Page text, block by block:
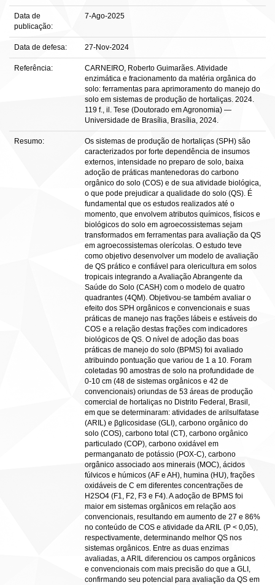
Data de
publicação:
7-Ago-2025
Data de defesa: 27-Nov-2024
Referência:
CARNEIRO, Roberto Guimarães. Atividade
enzimática e fracionamento da matéria orgânica do
solo: ferramentas para aprimoramento do manejo do
solo em sistemas de produção de hortaliças. 2024.
119 f., il. Tese (Doutorado em Agronomia) —
Universidade de Brasília, Brasília, 2024.
Resumo:
Os sistemas de produção de hortaliças (SPH) são
caracterizados por forte dependência de insumos
externos, intensidade no preparo de solo, baixa
adoção de práticas mantenedoras do carbono
orgânico do solo (COS) e de sua atividade biológica,
o que pode prejudicar a qualidade do solo (QS). É
fundamental que os estudos realizados até o
momento, que envolvem atributos químicos, físicos e
biológicos do solo em agroecossistemas sejam
transformados em ferramentas para avaliação da QS
em agroecossistemas olerícolas. O estudo teve
como objetivo desenvolver um modelo de avaliação
de QS prático e confiável para olericultura em solos
tropicais integrando a Avaliação Abrangente da
Saúde do Solo (CASH) com o modelo de quatro
quadrantes (4QM). Objetivou-se também avaliar o
efeito dos SPH orgânicos e convencionais e suas
práticas de manejo nas frações lábeis e estáveis do
COS e a relação destas frações com indicadores
biológicos de QS. O nível de adoção das boas
práticas de manejo do solo (BPMS) foi avaliado
atribuindo pontuação que variou de 1 a 10. Foram
coletadas 90 amostras de solo na profundidade de
0-10 cm (48 de sistemas orgânicos e 42 de
convencionais) oriundas de 53 áreas de produção
comercial de hortaliças no Distrito Federal, Brasil,
em que se determinaram: atividades de arilsulfatase
(ARIL) e βglicosidase (GLI), carbono orgânico do
solo (COS), carbono total (CT), carbono orgânico
particulado (COP), carbono oxidável em
permanganato de potássio (POX-C), carbono
orgânico associado aos minerais (MOC), ácidos
fúlvicos e húmicos (AF e AH), humina (HU), frações
oxidáveis de C em diferentes concentrações de
H2SO4 (F1, F2, F3 e F4). A adoção de BPMS foi
maior em sistemas orgânicos em relação aos
convencionais, resultando em aumento de 27 e 86%
no conteúdo de COS e atividade da ARIL (P < 0,05),
respectivamente, determinando melhor QS nos
sistemas orgânicos. Entre as duas enzimas
avaliadas, a ARIL diferenciou os campos orgânicos
e convencionais com mais precisão do que a GLI,
confirmando seu potencial para avaliação da QS em